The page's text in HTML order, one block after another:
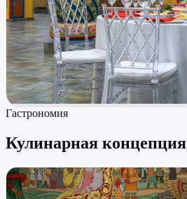
Гастрономия
Кулинарная концепция